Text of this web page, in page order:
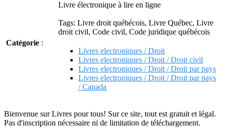
Livre électronique à lire en ligne
Tags: Livre droit québécois, Livre Québec, Livre
droit civil, Code civil, Code juridique québécois
Catégorie :
Livres electroniques / Droit
Livres electroniques / Droit / Droit civil
Livres electroniques / Droit / Droit par pays
Livres electroniques / Droit / Droit par pays
/ Canada
Bienvenue sur Livres pour tous! Sur ce site, tout est gratuit et légal.
Pas d'inscription nécessaire ni de limitation de téléchargement.